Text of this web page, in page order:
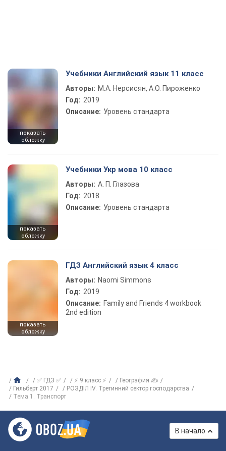
показать
обложку
Учебники Английский язык 11 класс
Авторы: М.А. Нерсисян, А.О. Пироженко
Год: 2019
Описание: Уровень стандарта
показать
обложку
Учебники Укр мова 10 класс
Авторы: А. П. Глазова
Год: 2018
Описание: Уровень стандарта
показать
обложку
ГДЗ Английский язык 4 класс
Авторы: Naomi Simmons
Год: 2019
Описание: Family and Friends 4 workbook
2nd edition
✅ ГДЗ ✅ ⚡ 9 класс ⚡
География ✍
Гильберт 2017
РОЗДІЛ ІV. Третинний сектор господарства
Тема 1. Транспорт
В начало